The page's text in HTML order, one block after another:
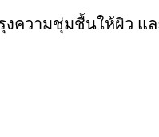
วามชุ่มชื้นให้ผิว